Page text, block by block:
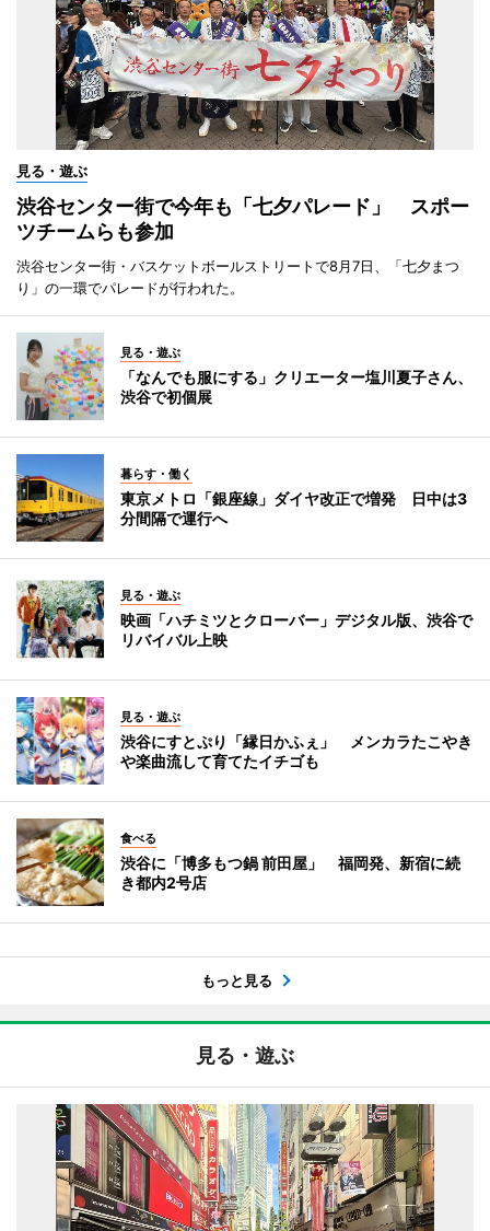
見る・遊ぶ
渋谷センター街で今年も「七夕パレード」 スポー
ツチームらも参加
渋谷センター街・バスケットボールストリートで8月7日、「七夕まつ
り」の一環でパレードが行われた。
見る・遊ぶ
「なんでも服にする」クリエーター塩川夏子さん、
渋谷で初個展
暮らす・働く
東京メトロ「銀座線」ダイヤ改正で増発 日中は3
分間隔で運行へ
見る・遊ぶ
映画「ハチミツとクローバー」デジタル版、渋谷で
リバイバル上映
見る・遊ぶ
渋谷にすとぷり「縁日かふぇ」 メンカラたこやき
や楽曲流して育てたイチゴも
食べる
渋谷に「博多もつ鍋 前田屋」 福岡発、新宿に続
き都内2号店
もっと見る
見る・遊ぶ